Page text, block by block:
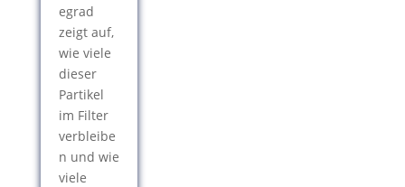
egrad
zeigt auf,
wie viele
dieser
Partikel
im Filter
verbleibe
n und wie
viele